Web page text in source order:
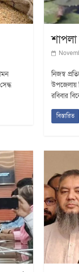
শাপলা
নিজস্ব
উপজেলায়
রবিবার
বিস্তারিত